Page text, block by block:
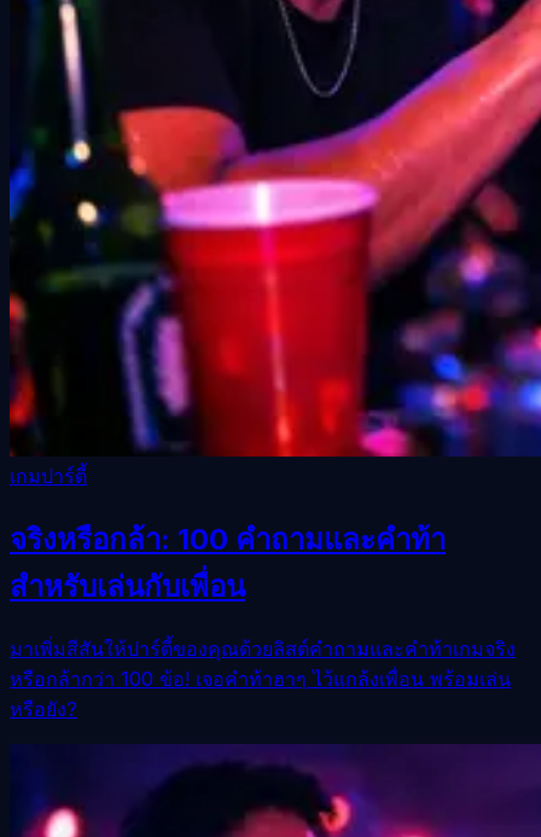
เกมปาร์ตี้
จริงหรือกล้า: 100 คำถามและคำท้า
สำหรับเล่นกับเพื่อน
มาเพิ่มสีสันให้ปาร์ตี้ของคุณด้วยลิสต์คำถามและคำท้าเกมจริง
หรือกล้ากว่า 100 ข้อ! เจอคำท้าฮาๆ ไว้แกล้งเพื่อน พร้อมเล่น
หรือยัง?